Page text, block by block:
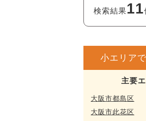
検索結果11
小エリア
主要
大阪市都島区
大阪市此花区